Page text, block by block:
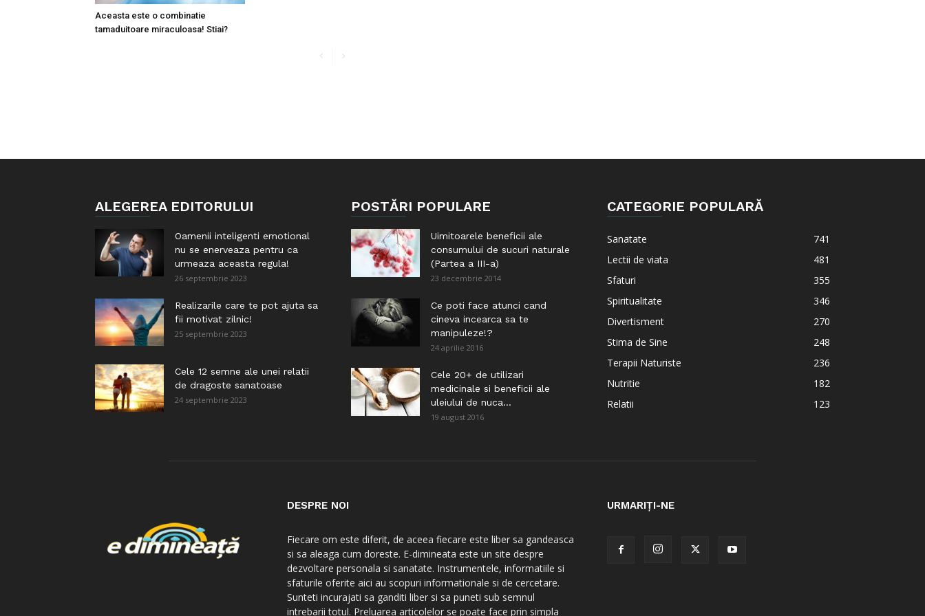
Aceasta este o combinatie
tamaduitoare miraculoasa! Stiai?
ALEGEREA EDITORULUI
Oamenii inteligenti emotional
nu se enerveaza pentru ca
urmeaza aceasta regula!
26 septembrie 2023
Realizarile care te pot ajuta sa
fii motivat zilnic!
25 septembrie 2023
Cele 12 semne ale unei relatii
de dragoste sanatoase
24 septembrie 2023
POSTĂRI POPULARE
Uimitoarele beneficii ale
consumului de sucuri naturale
(Partea a III-a)
23 decembrie 2014
Ce poti face atunci cand
cineva incearca sa te
manipuleze!?
24 aprilie 2016
Cele 20+ de utilizari
medicinale si beneficii ale
uleiului de nuca...
19 august 2016
CATEGORIE POPULARĂ
Sanatate
741
Lectii de viata
481
Sfaturi
355
Spiritualitate
346
Divertisment
270
Stima de Sine
248
Terapii Naturiste
236
Nutritie
182
Relatii
123
DESPRE NOI
Fiecare om este diferit, de aceea fiecare este liber sa gandeasca
si sa aleaga cum doreste. E-dimineata este un site despre
dezvoltare personala si sanatate. Instrumentele, informatiile si
sfaturile oferite aici au scopuri informationale si de cercetare.
Sunteti incurajati sa ganditi liber si sa puneti sub semnul
intrebarii totul. Preluarea articolelor se poate face prin simpla
URMARIȚI-NE